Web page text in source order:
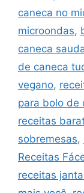
caneca no
microondas,
caneca
de caneca
vegano,
para bolo de
receitas
sobremesas,
Receitas
receitas